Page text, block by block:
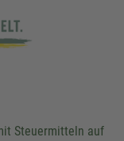
Steuermitteln auf